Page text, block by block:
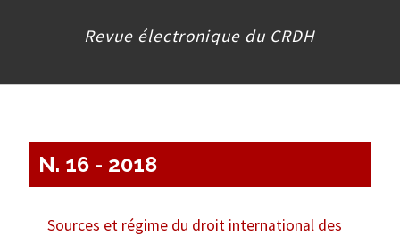
Revue électronique du CRDH
N. 16 - 2018
Sources et régime du droit international des